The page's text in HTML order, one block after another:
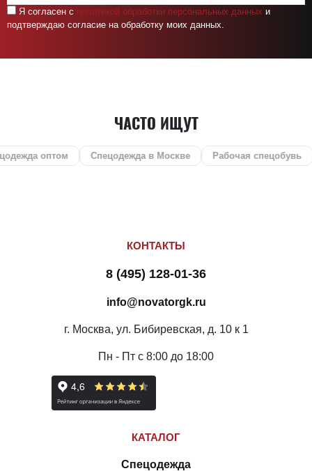
Я согласен с политикой обработки персональных данных и
подтверждаю согласие на обработку моих данных.
ЧАСТО ИЩУТ
Спецодежда в Москве Рабочая спецобувь СИЗ
КОНТАКТЫ
8 (495) 128-01-36
info@novatorgk.ru
г. Москва, ул. Бибиревская, д. 10 к 1
Пн - Пт с 8:00 до 18:00
КАТАЛОГ
Спецодежда